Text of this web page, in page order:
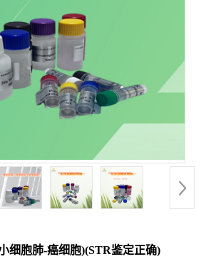
细胞肺-癌细胞)(STR鉴定正确)